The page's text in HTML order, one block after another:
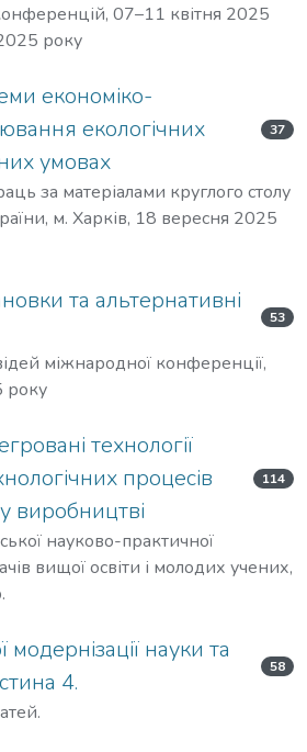
07–11 квітня 2025
року
економіко-
екологічних
умовах
37
за матеріалами круглого столу
м. Харків, 18 вересня 2025
та альтернативні
53
міжнародної конференції,
року
технології
процесів
виробництві
114
науково-практичної
вищої освіти і молодих учених,
науки та
4.
58